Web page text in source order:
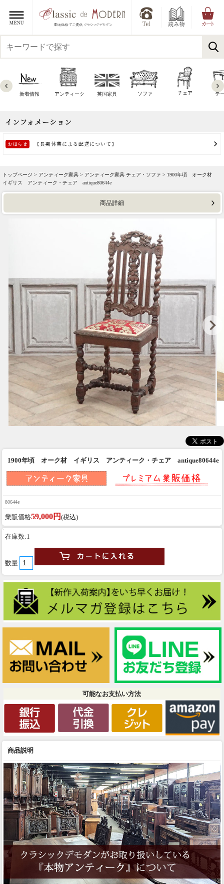
新着情報 アンティーク 英国家具 ソファ チェア テ
トップページ > アンティーク家具 > アンティーク家具 チェア・ソファ > 1900年頃 オーク材
イギリス アンティーク・チェア antique80644e
商品詳細
1900年頃 オーク材 イギリス アンティーク・チェア antique80644e
80644e
業販価格59,000円 (税込)
在庫数:1
数量
可能なお支払い方法
商品説明